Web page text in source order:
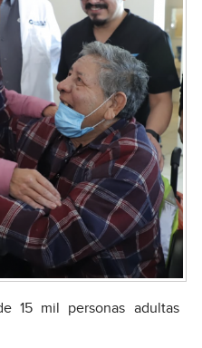
15 mil personas adultas